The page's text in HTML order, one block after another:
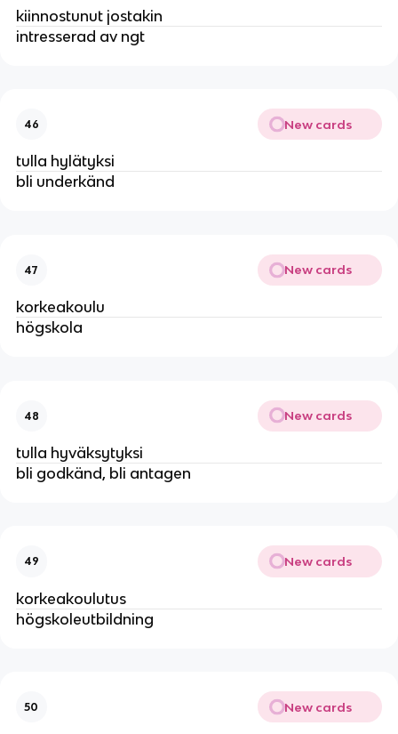
kiinnostunut jostakin
intresserad av ngt
46 New cards
tulla hylätyksi
bli underkänd
47 New cards
korkeakoulu
högskola
48 New cards
tulla hyväksytyksi
bli godkänd, bli antagen
49 New cards
korkeakoulutus
högskoleutbildning
50 New cards